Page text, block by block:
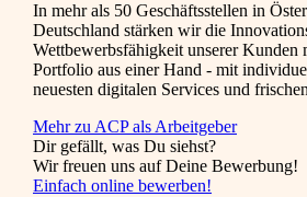
In mehr als 50 Geschäftsstellen in
Deutschland stärken wir die
Wettbewerbsfähigkeit unserer Kunden
Portfolio aus einer Hand - mit
neuesten digitalen Services und
Mehr zu ACP als Arbeitgeber
Dir gefällt, was Du siehst?
Wir freuen uns auf Deine Bewerbung!
Einfach online bewerben!